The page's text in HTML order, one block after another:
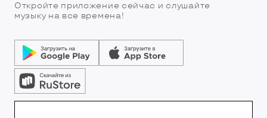
Откройте приложение сейчас и слушайте
музыку на все времена!